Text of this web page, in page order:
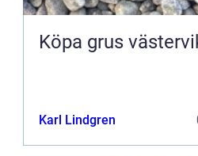
Köpa grus
Karl Lindgren